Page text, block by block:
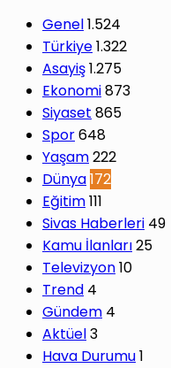
Genel1.524
Türkiye1.322
Asayiş1.275
Ekonomi873
Siyaset 865
Spor648
Yaşam222
Dünya172
Eğitim111
Sivas Haberleri 49
Kamu İlanları25
Televizyon10
Trend 4
Gündem 4
Aktüel3
Hava Durumu1